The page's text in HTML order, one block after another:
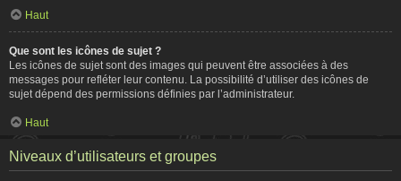
Haut
Que sont les icônes de sujet ?
Les icônes de sujet sont des images qui peuvent être associées à des
messages pour refléter leur contenu. La possibilité d’utiliser des icônes de
sujet dépend des permissions définies par l’administrateur.
Haut
Niveaux d’utilisateurs et groupes